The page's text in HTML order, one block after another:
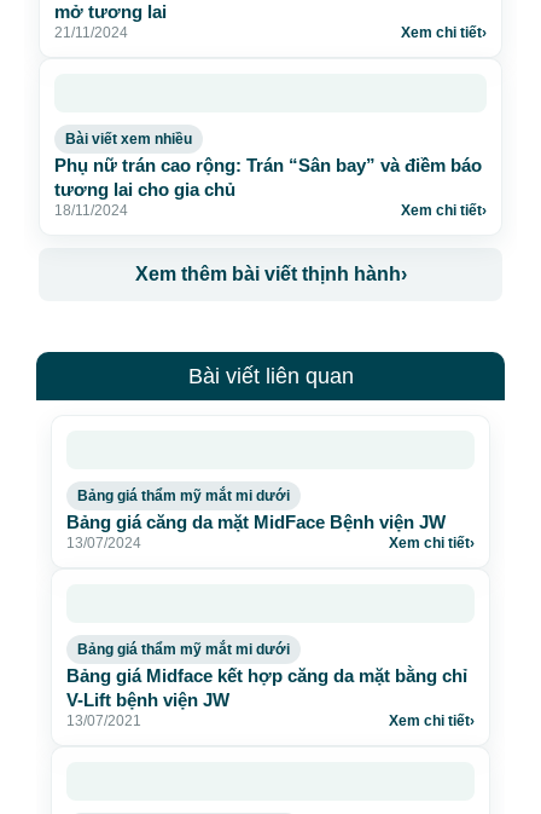
mở tương lai
21/11/2024 Xem chi tiết›
Bài viết xem nhiều
Phụ nữ trán cao rộng: Trán “Sân bay” và điềm báo
tương lai cho gia chủ
18/11/2024 Xem chi tiết›
Xem thêm bài viết thịnh hành›
Bài viết liên quan
Bảng giá thẩm mỹ mắt mi dưới
Bảng giá căng da mặt MidFace Bệnh viện JW
13/07/2024 Xem chi tiết›
Bảng giá thẩm mỹ mắt mi dưới
Bảng giá Midface kết hợp căng da mặt bằng chỉ
V-Lift bệnh viện JW
13/07/2021 Xem chi tiết›